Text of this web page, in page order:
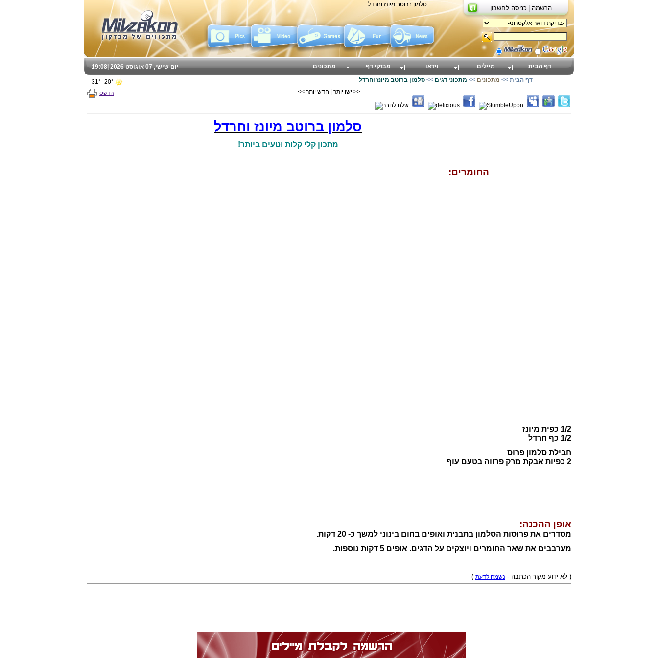
סלמון ברוטב מיונז וחרדל
<< ישן יותר חדש יותר >> הדפס
סלמון ברוטב מיונז וחרדל
מתכון קלי קלות וטעים ביותר!
החומרים:
1/2 כפית מיונז
1/2 כף חרדל
חבילת סלמון פרוס
2 כפיות אבקת מרק פרווה בטעם עוף
אופן ההכנה:
מסדרים את פרוסות הסלמון בתבנית ואופים בחום בינוני למשך כ- 20 דקות.
מערבבים את שאר החומרים ויוצקים על הדגים. אופים 5 דקות נוספות.
( לא ידוע מקור הכתבה - נשמח לדעת )
19:08 יום שישי, 07 אוגוסט 2026 | דף הבית מיילים וידאו מבזקי דף מתכונים
20°- 31° דף הבית >> מתכונים >> מתכוני דגים >> סלמון ברוטב מיונז וחרדל
הרשמה | כניסה לחשבון